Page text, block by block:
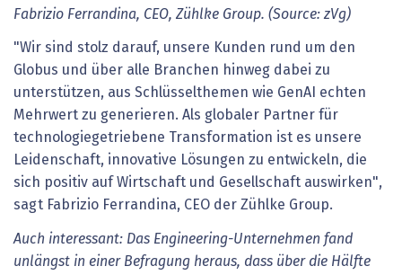
Fabrizio Ferrandina, CEO, Zühlke Group. (Source: zVg)
"Wir sind stolz darauf, unsere Kunden rund um den
Globus und über alle Branchen hinweg dabei zu
unterstützen, aus Schlüsselthemen wie GenAI echten
Mehrwert zu generieren. Als globaler Partner für
technologiegetriebene Transformation ist es unsere
Leidenschaft, innovative Lösungen zu entwickeln, die
sich positiv auf Wirtschaft und Gesellschaft auswirken",
sagt Fabrizio Ferrandina, CEO der Zühlke Group.
Auch interessant: Das Engineering-Unternehmen fand
unlängst in einer Befragung heraus, dass über die Hälfte